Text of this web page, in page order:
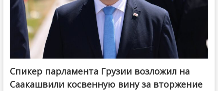
Спикер парламента Грузии возложил на
Саакашвили косвенную вину за вторжение